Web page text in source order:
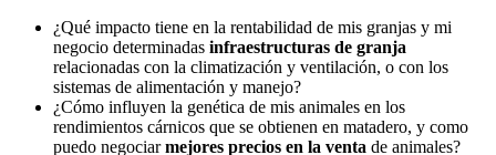
¿Qué impacto tiene en la rentabilidad de mis granjas y mi
negocio determinadas infraestructuras de granja
relacionadas con la climatización y ventilación, o con los
sistemas de alimentación y manejo?
¿Cómo influyen la genética de mis animales en los
rendimientos cárnicos que se obtienen en matadero, y como
puedo negociarmejores precios en la venta de animales?